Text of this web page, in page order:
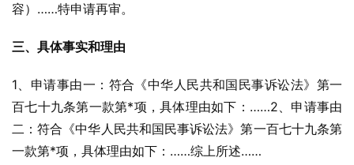
容）……特申请再审。
三、具体事实和理由
1、申请事由一：符合《中华人民共和国民事诉讼法》第一
百七十九条第一款第*项，具体理由如下：……2、申请事由
二：符合《中华人民共和国民事诉讼法》第一百七十九条第
一款第*项，具体理由如下：……综上所述……